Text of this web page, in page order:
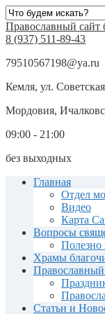
Православный сайт
8 (937) 511-89-43
79510567198@ya.ru
Кемля, ул.
Мордовия,
09:00 - 21:00
без выходных
Главная
Отдел
Видео
Карта
Вопросы
Полезно
Храмы
Православный
Статьи и